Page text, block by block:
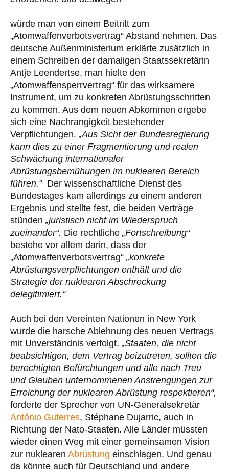
würde man von einem Beitritt zum
„Atomwaffenverbotsvertrag“ Abstand nehmen. Das
deutsche Außenministerium erklärte zusätzlich in
einem Schreiben der damaligen Staatssekretärin
Antje Leendertse, man hielte den
„Atomwaffensperrvertrag“ für das wirksamere
Instrument, um zu konkreten Abrüstungsschritten
zu kommen. Aus dem neuen Abkommen ergebe
sich eine Nachrangigkeit bestehender
Verpflichtungen. „Aus Sicht der Bundesregierung
kann dies zu einer Fragmentierung und realen
Schwächung internationaler
Abrüstungsbemühungen im nuklearen Bereich
führen.“Der wissenschaftliche Dienst des
Bundestages kam allerdings zu einem anderen
Ergebnis und stellte fest, die beiden Verträge
stünden „juristisch nicht im Wiederspruch
zueinander“. Die rechtliche „Fortschreibung“
bestehe vor allem darin, dass der
„Atomwaffenverbotsvertrag“ „konkrete
Abrüstungsverpflichtungen enthält und die
Strategie der nuklearen Abschreckung
delegitimiert.“
Auch bei den Vereinten Nationen in New York
wurde die harsche Ablehnung des neuen Vertrags
mit Unverständnis verfolgt. „Staaten, die nicht
beabsichtigen, dem Vertrag beizutreten, sollten die
berechtigten Befürchtungen und alle nach Treu
und Glauben unternommenen Anstrengungen zur
Erreichung der nuklearen Abrüstung respektieren“,
forderte der Sprecher von UN-Generalsekretär
António Guterres, Stéphane Dujarric, auch in
Richtung der Nato-Staaten. Alle Länder müssten
wieder einen Weg mit einer gemeinsamen Vision
zur nuklearen Abrüstung einschlagen. Und genau
da könnte auch für Deutschland und andere